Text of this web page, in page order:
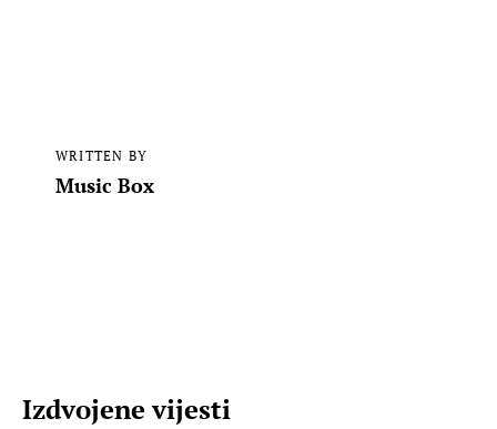
WRITTEN BY
Music Box
Izdvojene vijesti